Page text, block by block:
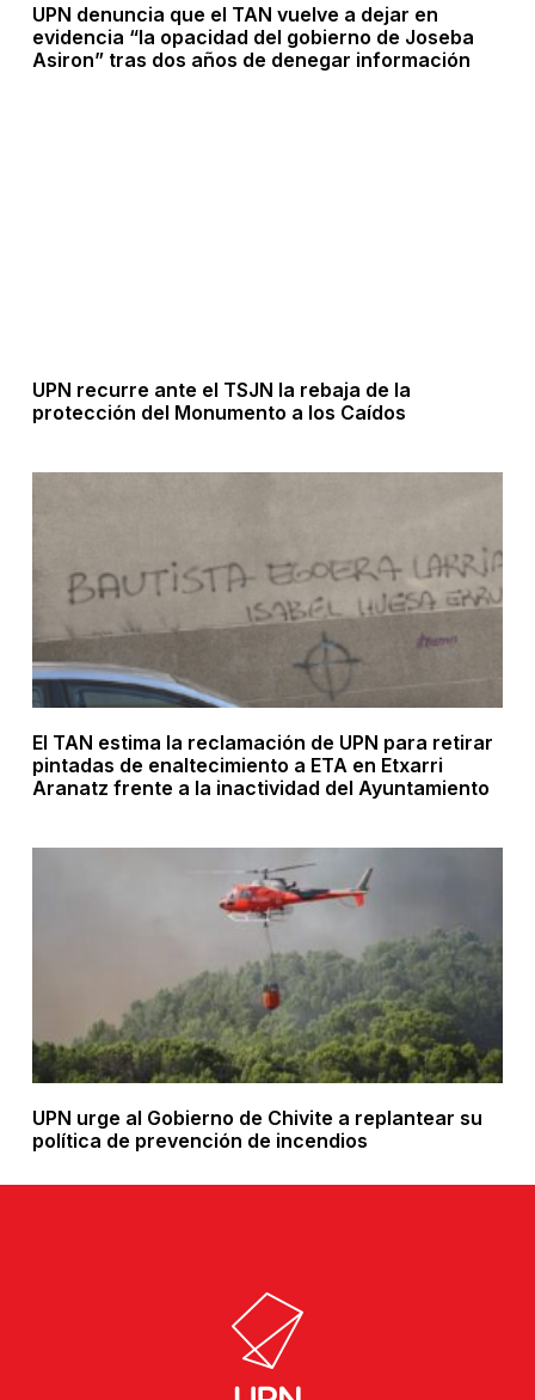
UPN denuncia que el TAN vuelve a dejar en
evidencia “la opacidad del gobierno de Joseba
Asiron” tras dos años de denegar información
UPN recurre ante el TSJN la rebaja de la
protección del Monumento a los Caídos
El TAN estima la reclamación de UPN para retirar
pintadas de enaltecimiento a ETA en Etxarri
Aranatz frente a la inactividad del Ayuntamiento
UPN urge al Gobierno de Chivite a replantear su
política de prevención de incendios